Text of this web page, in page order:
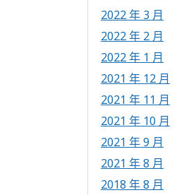
2022 年 3 月
2022 年 2 月
2022 年 1 月
2021 年 12 月
2021 年 11 月
2021 年 10 月
2021 年 9 月
2021 年 8 月
2018 年 8 月